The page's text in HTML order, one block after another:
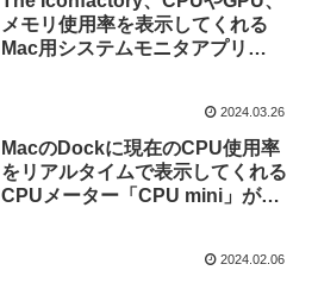
メモリ使用率を表示してくれる
Mac用システムモニタアプリ
システムリソースの確認が可能
に。
2024.03.26
MacのDockに現在のCPU使用率
をリアルタイムで表示してくれる
CPUメーター「CPU mini」がリ
2024.02.06